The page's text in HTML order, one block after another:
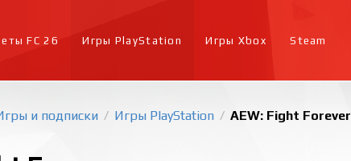
FC 26 Игры PlayStation Игры Xbox Steam
и подписки / Игры PlayStation / AEW: Fight Forever